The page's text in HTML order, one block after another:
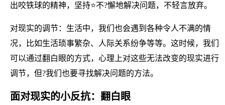
出咬铁球的精神，坚持⭐不?懈地解决问题，不轻言放弃。
对现实的调节：生活中，我们也会遇到各种令人不满的情
况，比如生活琐事繁杂、人际关系纷争等等。这时候，我们
可以通过翻白眼的方式，心理上对这些无法改变的现实进行
调节，但?我们也要寻找解决问题的方法。
面对现实的小反抗：翻白眼